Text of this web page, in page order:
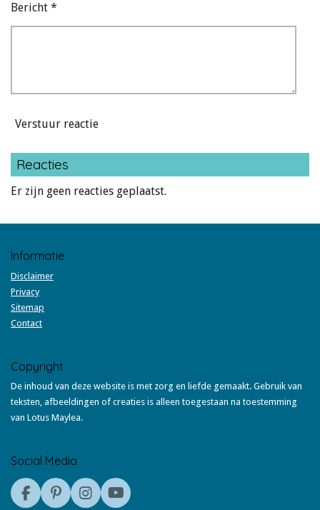
Bericht *
Verstuur reactie
Reacties
Er zijn geen reacties geplaatst.
Informatie
Disclaimer
Privacy
Sitemap
Contact
Copyright
De inhoud van deze website is met zorg en liefde gemaakt. Gebruik van
teksten, afbeeldingen of creaties is alleen toegestaan na toestemming
van Lotus Maylea.
Social Media
F
P
I
Y